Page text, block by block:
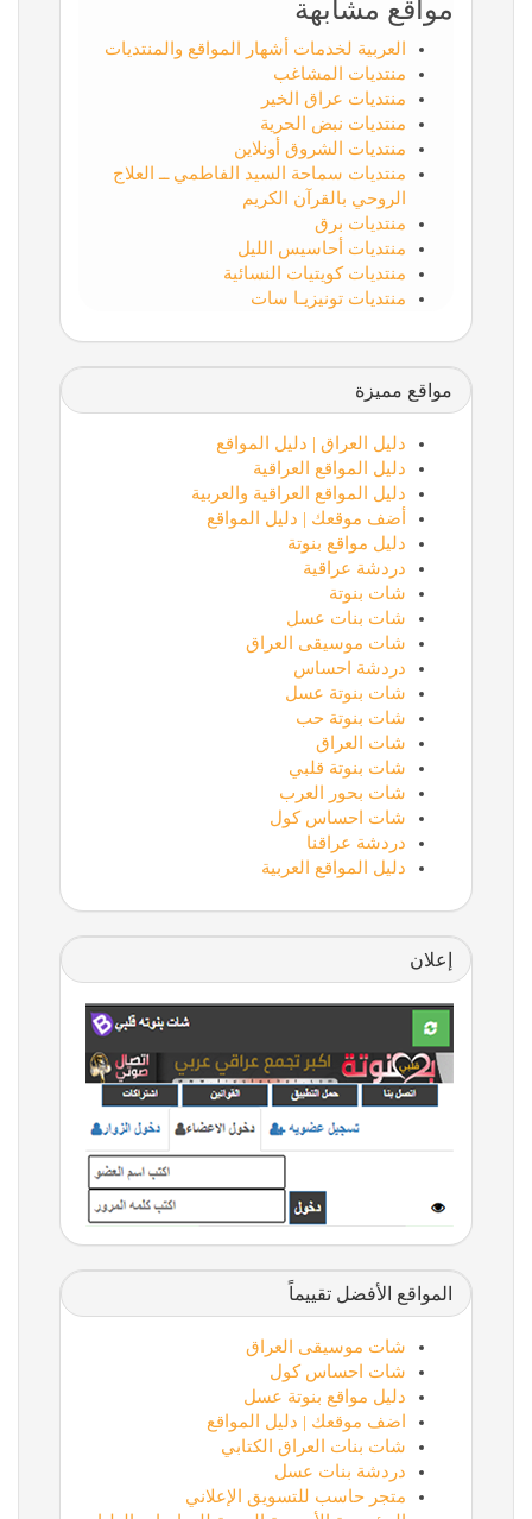
مواقع مشابهة
العربية لخدمات أشهار المواقع والمنتديات
منتديات المشاغب
منتديات عراق الخير
منتديات نبض الحرية
منتديات الشروق أونلاين
منتديات سماحة السيد الفاطمي ــ العلاج
الروحي بالقرآن الكريم
منتديات برق
منتديات أحاسيس الليل
منتديات كويتيات النسائية
منتديات تونيزيـا سات
مواقع مميزة
دليل العراق | دليل المواقع
دليل المواقع العراقية
دليل المواقع العراقية والعربية
أضف موقعك | دليل المواقع
دليل مواقع بنوتة
دردشة عراقية
شات بنوتة
شات بنات عسل
شات موسيقى العراق
دردشة احساس
شات بنوتة عسل
شات بنوتة حب
شات العراق
شات بنوتة قلبي
شات بحور العرب
شات احساس كول
دردشة عراقنا
دليل المواقع العربية
إعلان
المواقع الأفضل تقييماً
شات موسيقى العراق
شات احساس كول
دليل مواقع بنوتة عسل
اضف موقعك | دليل المواقع
شات بنات العراق الكتابي
دردشة بنات عسل
متجر حاسب للتسويق الإعلاني